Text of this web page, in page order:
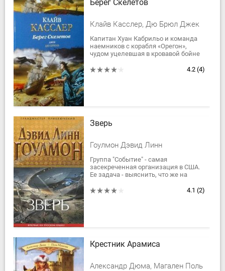
Берег Скелетов
Клайв Касслер, Дю Брюл Джек
Капитан Хуан Кабрильо и команда
наемников с корабля «Орегон»,
чудом уцелевшая в кровавой бойне
бедствия с маленького судна,
4.2 (4)
Зверь
Гоулмон Дэвид Линн
Группа "Событие" - самая
засекреченная организация в США.
Ее задача - выяснить, что же на
и легендами мировой истории, 4.1 (2)
Крестник Арамиса
Александр Дюма, Магален Поль